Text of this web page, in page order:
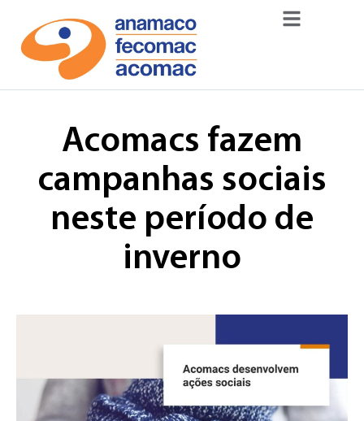
Acomacs fazem
campanhas sociais
neste período de
inverno